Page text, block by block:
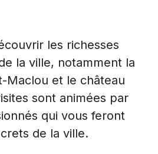
les richesses
la ville, notamment la
Maclou et le château
sont animées par
qui vous feront
de la ville.